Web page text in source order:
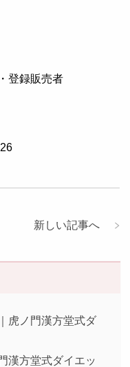
登録販売者
新しい記事へ
虎ノ門漢方堂式ダ
漢方堂式ダイエッ